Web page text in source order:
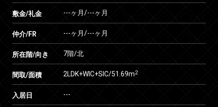
敷金/礼金 ---ヶ月/---ヶ月
仲介/FR ---ヶ月/---ヶ月
所在階/向き 7階/北
間取/面積 2LDK+WIC+SIC/51.69m2
入居日 ---